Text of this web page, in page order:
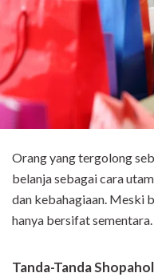
Orang yang tergolong
belanja sebagai cara
dan kebahagiaan. Meski
hanya bersifat sementara.
Tanda-Tanda